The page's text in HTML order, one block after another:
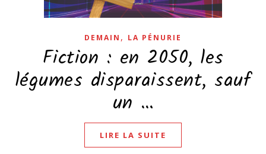
DEMAIN , LA PÉNURIE
Fiction : en 2050, les
légumes disparaissent, sauf
un …
LIRE LA SUITE